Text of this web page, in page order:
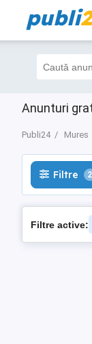
publi
Anunturi
Publi24 Mures
Filtre 2
Filtre 2
Filtre active: